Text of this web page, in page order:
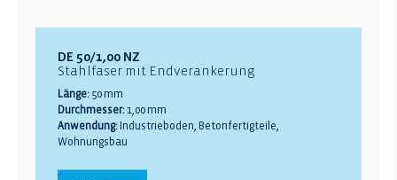
DE 50/1,00 NZ
Stahlfaser mit Endverankerung
Länge: 50 mm
Durchmesser:1,00 mm
Anwendung: Industrieboden, Betonfertigteile,
Wohnungsbau